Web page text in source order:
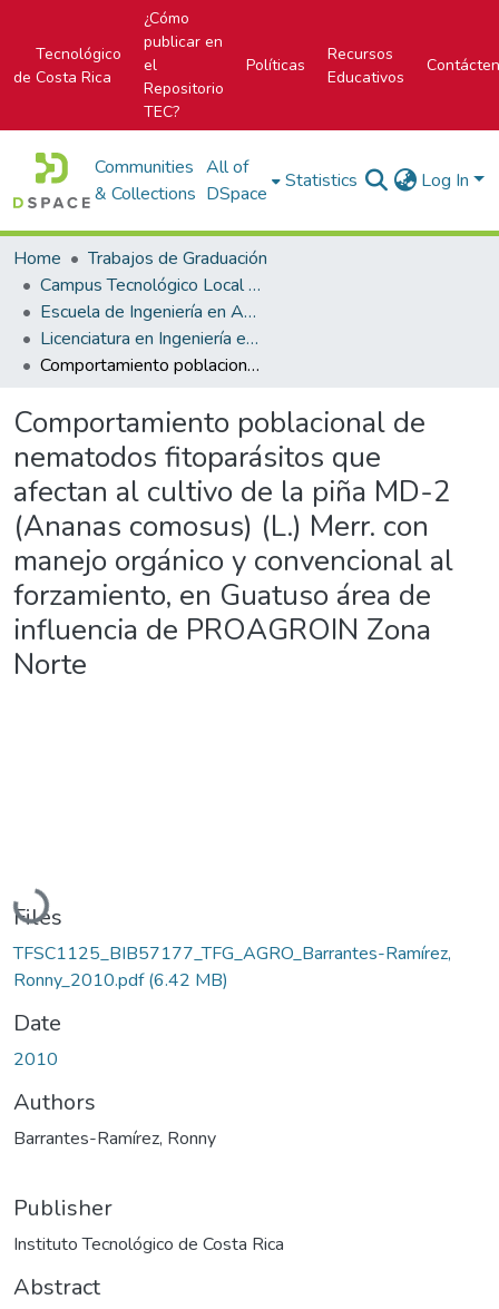
Tecnológico
de Costa Rica
¿Cómo
publicar en
el
Repositorio
TEC?
Políticas
Recursos
Educativos
Communities
& Collections
All of
DSpace
Statistics Log In
Home
Trabajos de Graduación
Campus Tecnológico Local San Carlos
Escuela de Ingeniería en Agronomía
Licenciatura en Ingeniería en Agronomía
Comportamiento poblacional de nematodos fitoparásitos que afectan al cultivo de la piña MD-2 (Ananas comosus) (L.) Merr. con manejo orgánico y convencional al forzamiento, en Guatuso área de influencia de PROAGROIN Zona Norte
Comportamiento poblacional de
nematodos fitoparásitos que
afectan al cultivo de la piña MD-2
(Ananas comosus) (L.) Merr. con
manejo orgánico y convencional al
forzamiento, en Guatuso área de
influencia de PROAGROIN Zona
Norte
Loading...
Files
TFSC1125_BIB57177_TFG_AGRO_Barrantes-Ramírez,
Ronny_2010.pdf(6.42 MB)
Date
2010
Authors
Barrantes-Ramírez, Ronny
Publisher
Instituto Tecnológico de Costa Rica
Abstract